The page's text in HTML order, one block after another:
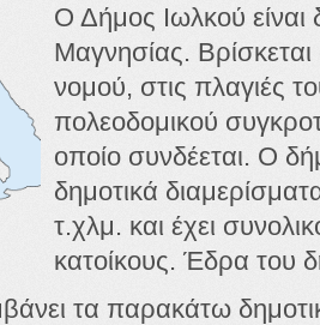
Ο Δήμος Ιωλκού
Μαγνησίας.
νομού, στις πλαγιές
πολεοδομικού
οποίο συνδέεται. Ο
δημοτικά
τ.χλμ. και έχει
κατοίκους. Έδρα του
τα παρακάτω